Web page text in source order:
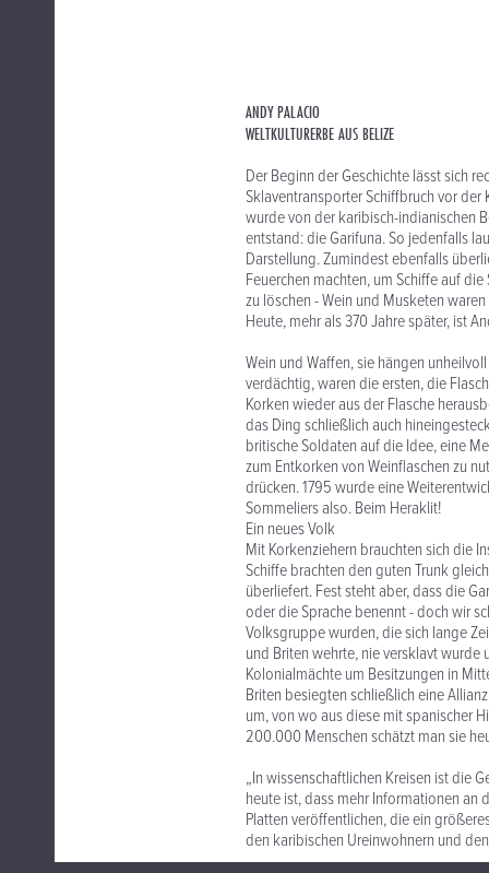
ANDY PALACIO
WELTKULTURERBE AUS BELIZE
Der Beginn der Geschichte lässt sich
Sklaventransporter Schiffbruch vor
wurde von der karibisch-indianischen
entstand: die Garifuna. So jedenfalls
Darstellung. Zumindest ebenfalls
Feuerchen machten, um Schiffe auf
zu löschen - Wein und Musketen
Heute, mehr als 370 Jahre später, ist
Wein und Waffen, sie hängen
verdächtig, waren die ersten, die
Korken wieder aus der Flasche
das Ding schließlich auch
britische Soldaten auf die Idee, eine
zum Entkorken von Weinflaschen zu
drücken. 1795 wurde eine
Sommeliers also. Beim Heraklit!
Ein neues Volk
Mit Korkenziehern brauchten sich die
Schiffe brachten den guten Trunk
überliefert. Fest steht aber, dass die
oder die Sprache benennt - doch wir
Volksgruppe wurden, die sich lange
und Briten wehrte, nie versklavt
Kolonialmächte um Besitzungen in
Briten besiegten schließlich eine
um, von wo aus diese mit spanischer
200.000 Menschen schätzt man sie
„In wissenschaftlichen Kreisen ist die
heute ist, dass mehr Informationen an
Platten veröffentlichen, die ein
den karibischen Ureinwohnern und